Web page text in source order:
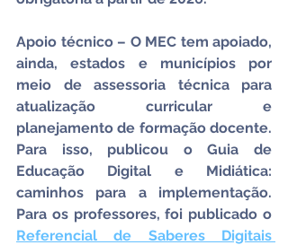
Apoio técnico – O MEC tem apoiado,
ainda, estados e municípios por
meio de assessoria técnica para
atualização curricular e
planejamento de formação docente.
Para isso, publicou o Guia de
Educação Digital e Midiática:
caminhos para a implementação.
Referencial de Saberes Digitais